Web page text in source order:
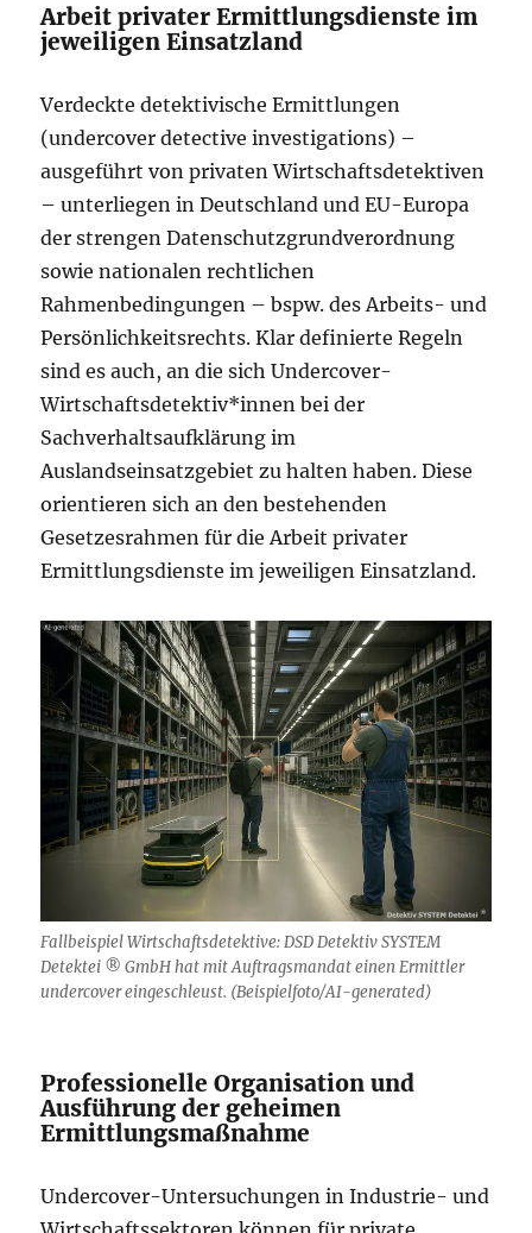
Arbeit privater Ermittlungsdienste im
jeweiligen Einsatzland
Verdeckte detektivische Ermittlungen
(undercover detective investigations) –
ausgeführt von privaten Wirtschaftsdetektiven
– unterliegen in Deutschland und EU-Europa
der strengen Datenschutzgrundverordnung
sowie nationalen rechtlichen
Rahmenbedingungen – bspw. des Arbeits- und
Persönlichkeitsrechts. Klar definierte Regeln
sind es auch, an die sich Undercover-
Wirtschaftsdetektiv*innen bei der
Sachverhaltsaufklärung im
Auslandseinsatzgebiet zu halten haben. Diese
orientieren sich an den bestehenden
Gesetzesrahmen für die Arbeit privater
Ermittlungsdienste im jeweiligen Einsatzland.
Fallbeispiel Wirtschaftsdetektive: DSD Detektiv SYSTEM
Detektei ® GmbH hat mit Auftragsmandat einen Ermittler
undercover eingeschleust. (Beispielfoto/AI-generated)
Professionelle Organisation und
Ausführung der geheimen
Ermittlungsmaßnahme
Undercover-Untersuchungen in Industrie- und